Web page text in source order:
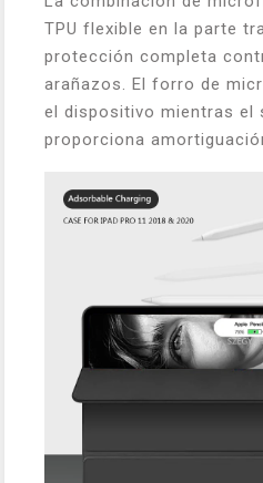
TPU flexible en la parte
protección completa
arañazos. El forro de
el dispositivo mientras el
proporciona